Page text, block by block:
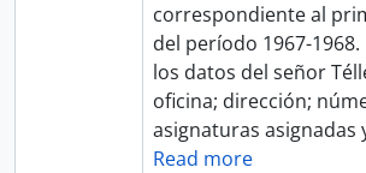
correspondiente al
del período 1967-1968.
los datos del señor
oficina; dirección;
asignaturas asignadas
Read more